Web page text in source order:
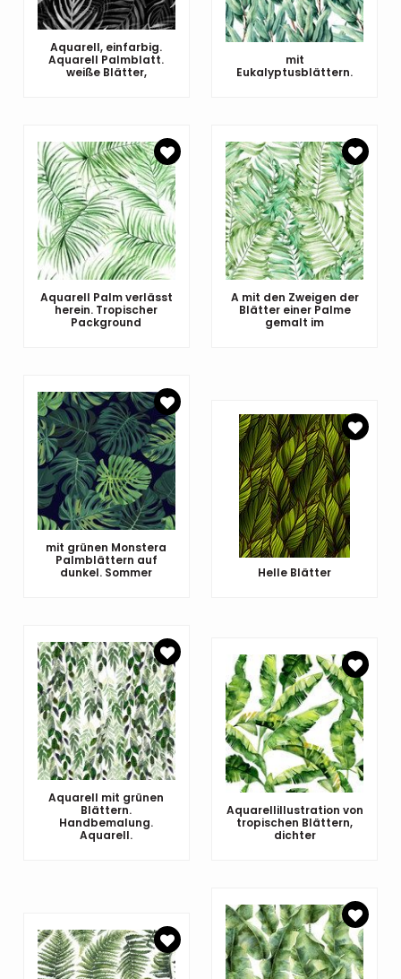
Aquarell, einfarbig.
Aquarell Palmblatt.
weiße Blätter,
mit
Eukalyptusblättern.
Aquarell Palm verlässt
herein. Tropischer
Packground
A mit den Zweigen der
Blätter einer Palme
gemalt im
mit grünen Monstera
Palmblättern auf
dunkel. Sommer
Helle Blätter
Aquarell mit grünen
Blättern.
Handbemalung.
Aquarell.
Aquarellillustration von
tropischen Blättern,
dichter